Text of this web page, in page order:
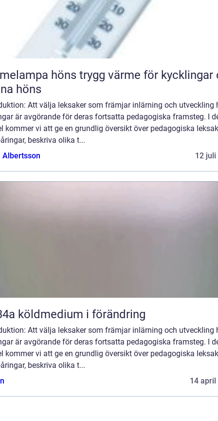
höns trygg värme för kycklingar och
höns
Att välja leksaker som främjar inlärning och utveckling
är avgörande för deras fortsatta pedagogiska framsteg. I
kommer vi att ge en grundlig översikt över pedagogiska
beskriva olika t...
Albertsson
12 juli
R134a köldmedium i förändring
Att välja leksaker som främjar inlärning och utveckling
är avgörande för deras fortsatta pedagogiska framsteg. I
kommer vi att ge en grundlig översikt över pedagogiska
beskriva olika t...
14 april